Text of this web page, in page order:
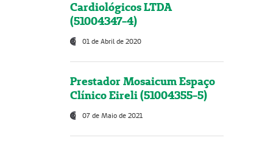
Cardiológicos LTDA
(51004347-4)
01 de Abril de 2020
Prestador Mosaicum Espaço
Clínico Eireli (51004355-5)
07 de Maio de 2021